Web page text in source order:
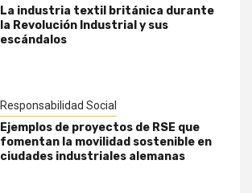
La industria textil británica durante
la Revolución Industrial y sus
escándalos
Responsabilidad Social
Ejemplos de proyectos de RSE que
fomentan la movilidad sostenible en
ciudades industriales alemanas